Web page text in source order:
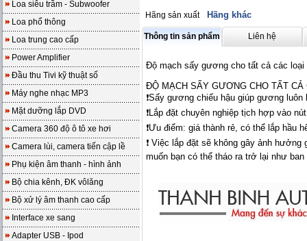
Loa siêu trầm - Subwoofer
Loa phổ thông
Loa trung cao cấp
Power Amplifier
Đầu thu Tivi kỹ thuật số
Máy nghe nhạc MP3
Mặt dưỡng lắp DVD
Camera 360 độ ô tô xe hơi
Camera lùi, camera tiến cập lề
Phụ kiện âm thanh - hình ảnh
Bộ chia kênh, ĐK vôlăng
Bộ xử lý âm thanh cao cấp
Interface xe sang
Adapter USB - Ipod
Hãng sản xuất
Hãng khác
Thông tin sản phẩm Liên hệ
Độ mạch sấy gương cho tất cả các loại
ĐỘ MẠCH SẤY GƯƠNG CHO TẤT CẢ
❗Sấy gương chiếu hậu giúp gương
❗Lắp đặt chuyên nghiệp tịch hợp vào
❗Ưu điểm: giá thành rẻ, có thể lắp hầu
❗️ Việc lắp đặt sẽ không gây ảnh
muốn bạn có thể tháo ra trở lại như ban